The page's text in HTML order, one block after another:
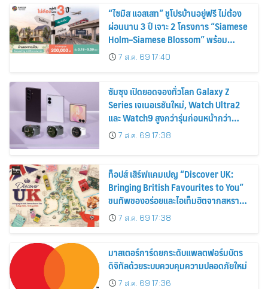
“ไซมิส แอสเสท” ชูโปรบ้านอยู่ฟรี ไม่ต้อง
ผ่อนนาน 3 ปี เจาะ 2 โครงการ “Siamese
Holm–Siamese Blossom” พร้อม
ส่วนลดและสิทธิพิเศษถึง 31 สิงหาคม
2569
7 ส.ค. 69 17:40
ซัมซุง เปิดยอดจองทั่วโลก Galaxy Z
Series เจเนอเรชันใหม่, Watch Ultra2
และ Watch9 สูงกว่ารุ่นก่อนหน้ากว่า
30%7 ส.ค. 69 17:38
ท็อปส์ เสิร์ฟแคมเปญ “Discover UK:
Bringing British Favourites to You”
ขนทัพของอร่อยและไอเท็มฮิตจากสหราช
อาณาจักร ส่งตรงถึงมือตั้งแต่วันนี้ – 18
สิงหาคมนี้
7 ส.ค. 69 17:38
มาสเตอร์การ์ดยกระดับแพลตฟอร์มบัตร
ดิจิทัลด้วยระบบควบคุมความปลอดภัยใหม่
7 ส.ค. 69 17:36